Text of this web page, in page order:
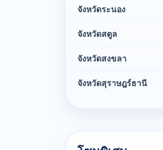
จังหวัดระนอง
จังหวัดสตูล
จังหวัดสงขลา
จังหวัดสุราษฎร์ธานี